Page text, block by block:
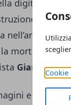
Cookie
digital
nell’ambito
la morte di
Gianluigi
e